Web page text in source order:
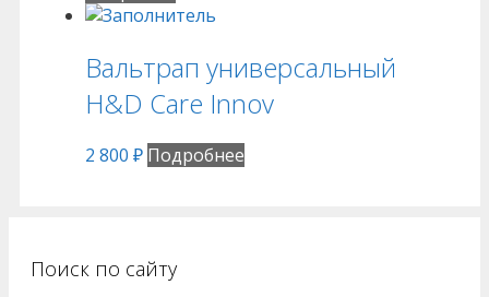
Вальтрап универсальный
H&D Care Innov
2 800 ₽ Подробнее
Поиск по сайту